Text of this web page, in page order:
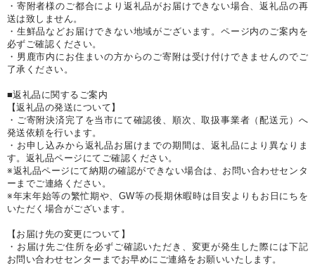
・寄附者様のご都合により返礼品がお届けできない場合、返礼品の再
送は致しません。
・生鮮品などお届けできない地域がございます。ページ内のご案内を
必ずご確認ください。
・男鹿市内にお住まいの方からのご寄附は受け付けできませんのでご
了承ください。
■返礼品に関するご案内
【返礼品の発送について】
・ご寄附決済完了を当市にて確認後、順次、取扱事業者（配送元）へ
発送依頼を行います。
・お申し込みから返礼品お届けまでの期間は、返礼品により異なりま
す。返礼品ページにてご確認ください。
※返礼品ページにて納期の確認ができない場合は、お問い合わせセンタ
ーまでご連絡ください。
※年末年始等の繁忙期や、GW等の長期休暇時は目安よりもお日にちを
いただく場合がございます。
【お届け先の変更について】
・お届け先ご住所を必ずご確認いただき、変更が発生した際には下記
お問い合わせセンターまでお早めにご連絡をお願いいたします。